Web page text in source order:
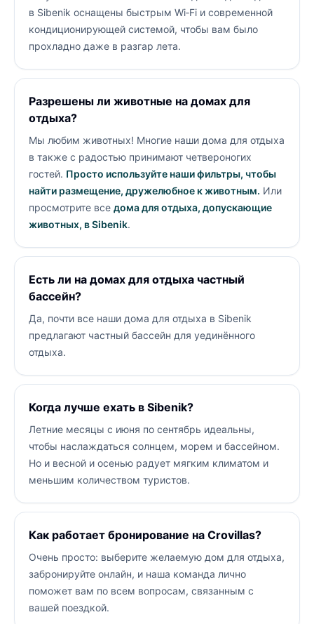
в Sibenik оснащены быстрым Wi‑Fi и современной
кондиционирующей системой, чтобы вам было
прохладно даже в разгар лета.
Разрешены ли животные на домах для
отдыха?
Мы любим животных! Многие наши дома для отдыха
в также с радостью принимают четвероногих
гостей. Просто используйте наши фильтры, чтобы
найти размещение, дружелюбное к животным. Или
просмотрите все дома для отдыха, допускающие
животных, в Sibenik.
Есть ли на домах для отдыха частный
бассейн?
Да, почти все наши дома для отдыха в Sibenik
предлагают частный бассейн для уединённого
отдыха.
Когда лучше ехать в Sibenik?
Летние месяцы с июня по сентябрь идеальны,
чтобы наслаждаться солнцем, морем и бассейном.
Но и весной и осенью радует мягким климатом и
меньшим количеством туристов.
Как работает бронирование на Crovillas?
Очень просто: выберите желаемую дом для отдыха,
забронируйте онлайн, и наша команда лично
поможет вам по всем вопросам, связанным с
вашей поездкой.